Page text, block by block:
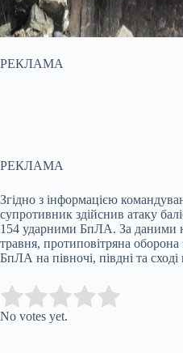
РЕКЛАМА
РЕКЛАМА
Згідно з інформацією
супротивник здійснив атаку
154 ударними БпЛА. За даними
травня, протиповітряна
БпЛА на півночі, півдні та сході
Rate this item:
No votes yet.